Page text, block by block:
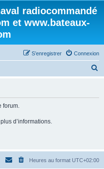
radiocommandé
et www.bateaux-
Connexion
S’enregistrer
e
forum.
d’informations.
Heures au format UTC+02:00